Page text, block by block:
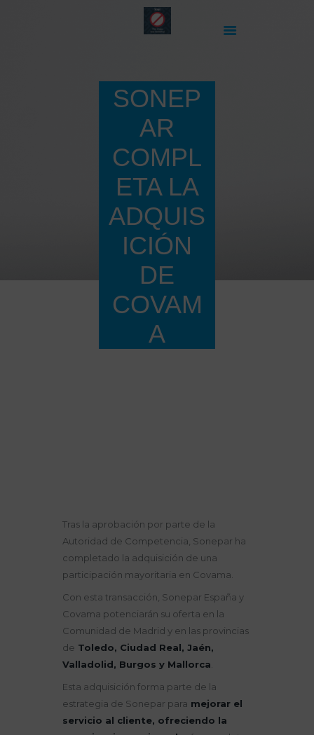
SONEP
AR
COMPL
ETA LA
ADQUIS
ICIÓN
DE
COVAM
A
DE VENTA
PRODUCTOS
NOSOTROS
CONTACTO
Tras la aprobación por parte de la
Autoridad de Competencia, Sonepar ha
completado la adquisición de una
participación mayoritaria en Covama.
Con esta transacción, Sonepar España y
Covama potenciarán su oferta en la
Comunidad de Madrid y en las provincias
de Toledo, Ciudad Real, Jaén,
Valladolid, Burgos y Mallorca.
Esta adquisición forma parte de la
estrategia de Sonepar para mejorar el
servicio al cliente, ofreciendo la